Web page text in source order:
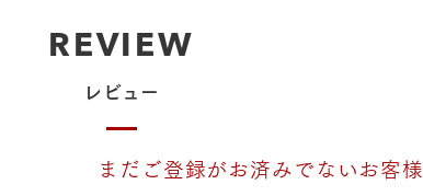
REVIEW
レビュー
まだご登録がお済みでないお客様